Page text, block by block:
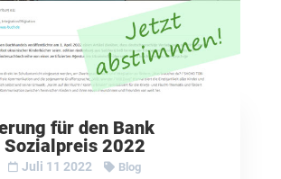
für den Bank
2022
Juli 11 2022 Blog